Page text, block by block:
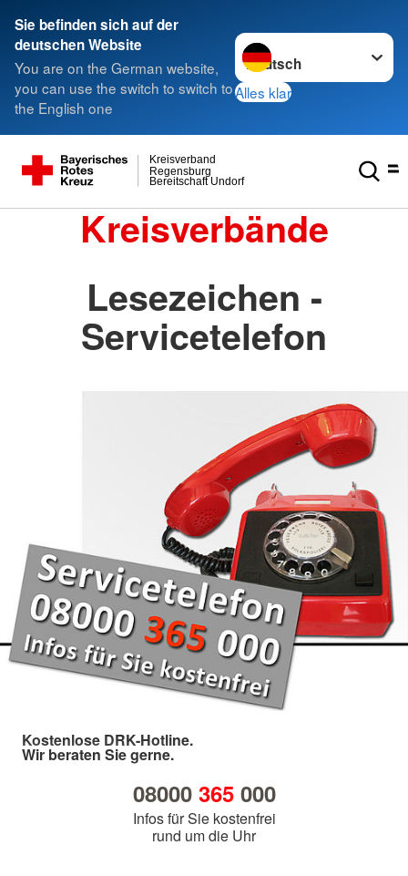
Sie befinden sich auf der
deutschen Website
You are on the German website,
you can use the switch to switch to
the English one
Sprache wechseln zu
Alles klar
Bereitschaft Undorf
Regensburg
Kreisverband
Kreisverbände
Lesezeichen -
Servicetelefon
Kostenlose DRK-Hotline.
Wir beraten Sie gerne.
08000 365000
Infos für Sie kostenfrei
rund um die Uhr